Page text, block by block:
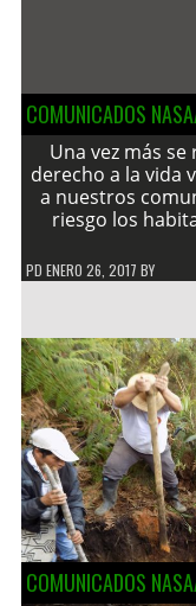
COMUNICADOS
Una vez más
derecho a la vida
a nuestros
riesgo los
PD ENERO 26, 2017 BY
COMUNICADOS